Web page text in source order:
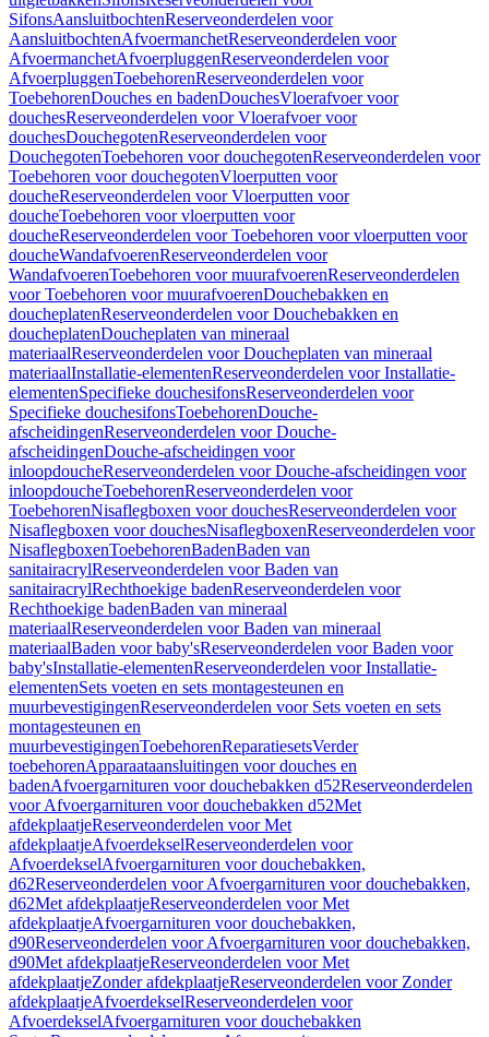
SifonsAansluitbochtenReserveonderdelen voor
AansluitbochtenAfvoermanchetReserveonderdelen voor
AfvoermanchetAfvoerpluggenReserveonderdelen voor
AfvoerpluggenToebehorenReserveonderdelen voor
ToebehorenDouches en badenDouchesVloerafvoer voor
douchesReserveonderdelen voor Vloerafvoer voor
douchesDouchegotenReserveonderdelen voor
DouchegotenToebehoren voor douchegotenReserveonderdelen voor
Toebehoren voor douchegotenVloerputten voor
doucheReserveonderdelen voor Vloerputten voor
doucheToebehoren voor vloerputten voor
doucheReserveonderdelen voor Toebehoren voor vloerputten voor
doucheWandafvoerenReserveonderdelen voor
WandafvoerenToebehoren voor muurafvoerenReserveonderdelen
voor Toebehoren voor muurafvoerenDouchebakken en
doucheplatenReserveonderdelen voor Douchebakken en
doucheplatenDoucheplaten van mineraal
materiaalReserveonderdelen voor Doucheplaten van mineraal
materiaalInstallatie-elementenReserveonderdelen voor Installatie-
elementenSpecifieke douchesifonsReserveonderdelen voor
Specifieke douchesifonsToebehorenDouche-
afscheidingenReserveonderdelen voor Douche-
afscheidingenDouche-afscheidingen voor
inloopdoucheReserveonderdelen voor Douche-afscheidingen voor
inloopdoucheToebehorenReserveonderdelen voor
ToebehorenNisaflegboxen voor douchesReserveonderdelen voor
Nisaflegboxen voor douchesNisaflegboxenReserveonderdelen voor
NisaflegboxenToebehorenBadenBaden van
sanitairacrylReserveonderdelen voor Baden van
sanitairacrylRechthoekige badenReserveonderdelen voor
Rechthoekige badenBaden van mineraal
materiaalReserveonderdelen voor Baden van mineraal
materiaalBaden voor baby'sReserveonderdelen voor Baden voor
baby'sInstallatie-elementenReserveonderdelen voor Installatie-
elementenSets voeten en sets montagesteunen en
muurbevestigingenReserveonderdelen voor Sets voeten en sets
montagesteunen en
muurbevestigingenToebehorenReparatiesetsVerder
toebehorenApparaataansluitingen voor douches en
badenAfvoergarnituren voor douchebakken d52Reserveonderdelen
voor Afvoergarnituren voor douchebakken d52Met
afdekplaatjeReserveonderdelen voor Met
afdekplaatjeAfvoerdekselReserveonderdelen voor
AfvoerdekselAfvoergarnituren voor douchebakken,
d62Reserveonderdelen voor Afvoergarnituren voor douchebakken,
d62Met afdekplaatjeReserveonderdelen voor Met
afdekplaatjeAfvoergarnituren voor douchebakken,
d90Reserveonderdelen voor Afvoergarnituren voor douchebakken,
d90Met afdekplaatjeReserveonderdelen voor Met
afdekplaatjeZonder afdekplaatjeReserveonderdelen voor Zonder
afdekplaatjeAfvoerdekselReserveonderdelen voor
AfvoerdekselAfvoergarnituren voor douchebakken